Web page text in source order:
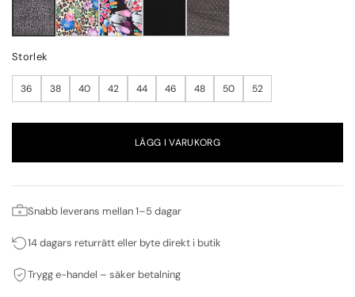
Storlek
36 38 40 42 44 46 48 50 52
LÄGG I VARUKORG
Snabb leverans mellan 1–5 dagar
14 dagars returrätt eller byte direkt i butik
Trygg e-handel – säker betalning